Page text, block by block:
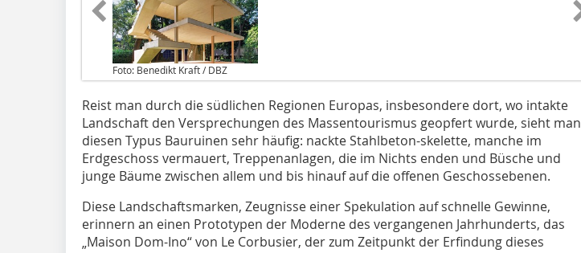
Foto: Benedikt Kraft / DBZ
Reist man durch die südlichen Regionen Europas, insbesondere dort, wo intakte
Landschaft den Versprechungen des Massentourismus geopfert wurde, sieht man
diesen Typus Bauruinen sehr häufig: nackte Stahlbeton-skelette, manche im
Erdgeschoss vermauert, Treppenanlagen, die im Nichts enden und Büsche und
junge Bäume zwischen allem und bis hinauf auf die offenen Geschossebenen.
Diese Landschaftsmarken, Zeugnisse einer Spekulation auf schnelle Gewinne,
erinnern an einen Prototypen der Moderne des vergangenen Jahrhunderts, das
„Maison Dom-Ino“ von Le Corbusier, der zum Zeitpunkt der Erfindung dieses